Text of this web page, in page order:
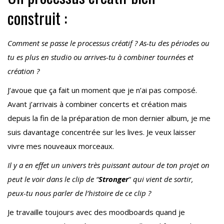
construit :
Comment se passe le processus créatif ? As-tu des périodes ou
tu es plus en studio ou arrives-tu à combiner tournées et
création ?
J’avoue que ça fait un moment que je n’ai pas composé.
Avant j’arrivais à combiner concerts et création mais
depuis la fin de la préparation de mon dernier album, je me
suis davantage concentrée sur les lives. Je veux laisser
vivre mes nouveaux morceaux.
Il y a en effet un univers très puissant autour de ton projet on
peut le voir dans le clip de “Stronger“ qui vient de sortir,
peux-tu nous parler de l’histoire de ce clip ?
Je travaille toujours avec des moodboards quand je